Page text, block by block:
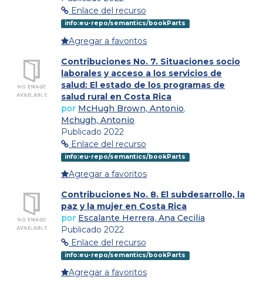
Enlace del recurso
info:eu-repo/semantics/bookParts
Agregar a favoritos
Contribuciones No. 7. Situaciones socio
laborales y acceso a los servicios de
salud: El estado de los programas de
salud rural en Costa Rica
por McHugh Brown, Antonio,
Mchugh, Antonio
Publicado 2022
Enlace del recurso
info:eu-repo/semantics/bookParts
Agregar a favoritos
Contribuciones No. 8. El subdesarrollo, la
paz y la mujer en Costa Rica
por Escalante Herrera, Ana Cecilia
Publicado 2022
Enlace del recurso
info:eu-repo/semantics/bookParts
Agregar a favoritos